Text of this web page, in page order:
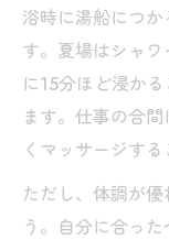
浴時に湯船につ
す。夏場はシャ
に15分ほど浸か
ます。仕事の合
くマッサージす
ただし、体調が
う。自分に合っ